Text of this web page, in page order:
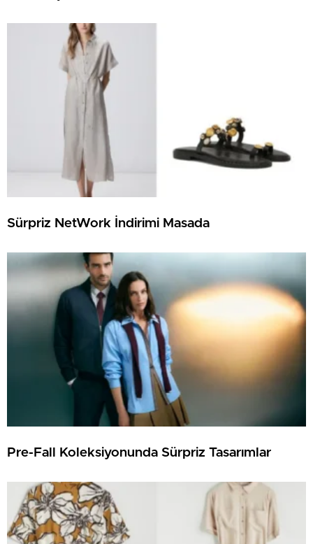
Sürpriz NetWork İndirimi Masada
Pre-Fall Koleksiyonunda Sürpriz Tasarımlar